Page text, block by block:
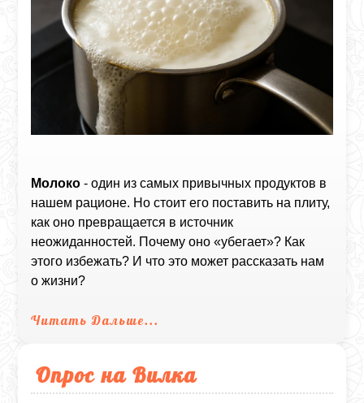
Молоко - один из самых привычных продуктов в
нашем рационе. Но стоит его поставить на плиту,
как оно превращается в источник
неожиданностей. Почему оно «убегает»? Как
этого избежать? И что это может рассказать нам
о жизни?
Читать Дальше...
Опрос на Вилка